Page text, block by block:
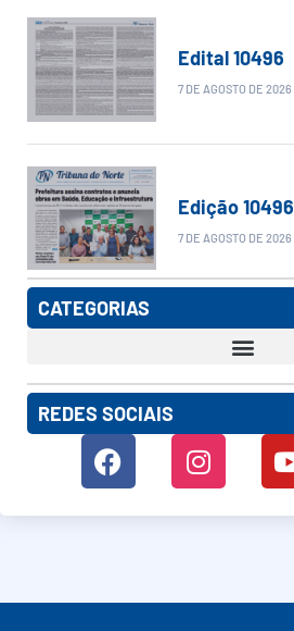
Edital 10496
7 DE AGOSTO DE 2026
Edição 10496
7 DE AGOSTO DE 2026
CATEGORIAS
REDES SOCIAIS